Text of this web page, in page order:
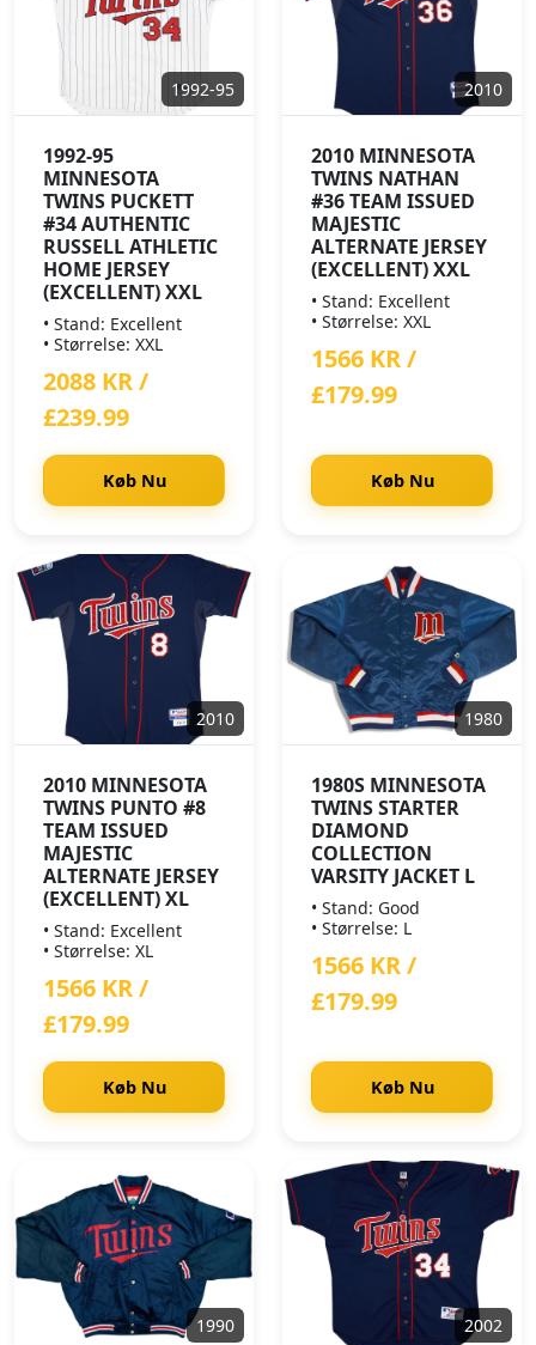
1992-95
1992-95
MINNESOTA
TWINS PUCKETT
#34 AUTHENTIC
RUSSELL ATHLETIC
HOME JERSEY
(EXCELLENT) XXL
• Stand: Excellent
• Størrelse: XXL
2088 KR /
£239.99
Køb Nu
2010
2010 MINNESOTA
TWINS NATHAN
#36 TEAM ISSUED
MAJESTIC
ALTERNATE JERSEY
(EXCELLENT) XXL
• Stand: Excellent
• Størrelse: XXL
1566 KR /
£179.99
Køb Nu
2010
2010 MINNESOTA
TWINS PUNTO #8
TEAM ISSUED
MAJESTIC
ALTERNATE JERSEY
(EXCELLENT) XL
• Stand: Excellent
• Størrelse: XL
1566 KR /
£179.99
Køb Nu
1980
1980S MINNESOTA
TWINS STARTER
DIAMOND
COLLECTION
VARSITY JACKET L
• Stand: Good
• Størrelse: L
1566 KR /
£179.99
Køb Nu
1990 2002